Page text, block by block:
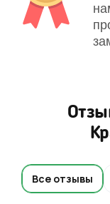
Все отзывы